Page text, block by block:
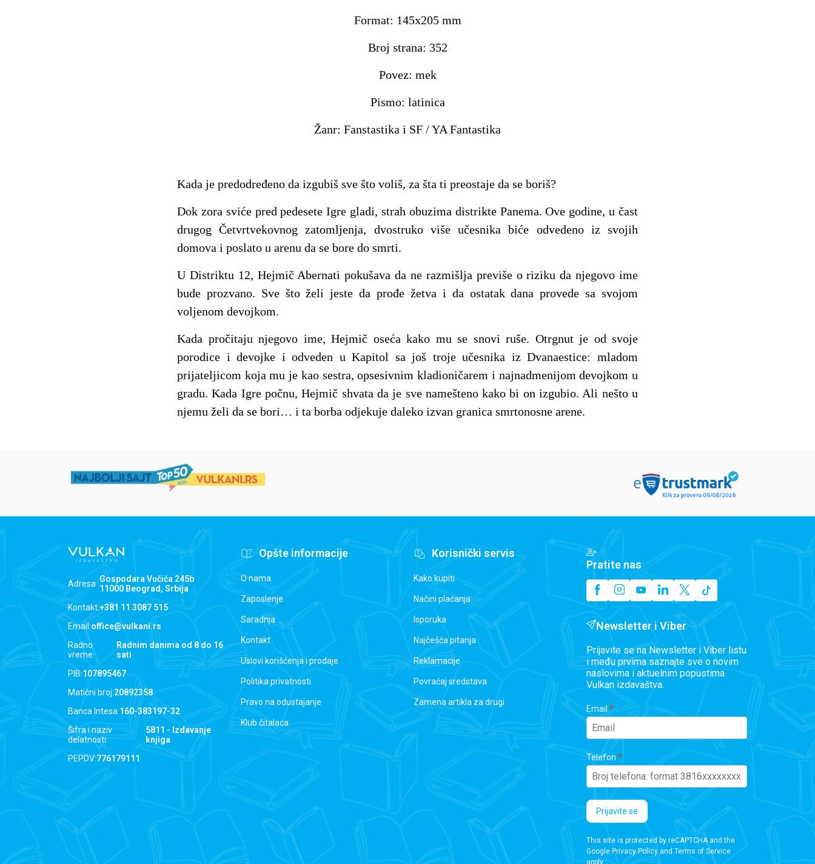
Format: 145x205 mm
Broj strana: 352
Povez: mek
Pismo: latinica
Žanr: Fanstastika i SF / YA Fantastika
Kada je predodređeno da izgubiš sve što voliš, za šta ti preostaje da se boriš?
Dok zora sviće pred pedesete Igre gladi, strah obuzima distrikte Panema. Ove godine, u čast
drugog Četvrtvekovnog zatomljenja, dvostruko više učesnika biće odvedeno iz svojih
domova i poslato u arenu da se bore do smrti.
U Distriktu 12, Hejmič Abernati pokušava da ne razmišlja previše o riziku da njegovo ime
bude prozvano. Sve što želi jeste da prođe žetva i da ostatak dana provede sa svojom
voljenom devojkom.
Kada pročitaju njegovo ime, Hejmič oseća kako mu se snovi ruše. Otrgnut je od svoje
porodice i devojke i odveden u Kapitol sa još troje učesnika iz Dvanaestice: mladom
prijateljicom koja mu je kao sestra, opsesivnim kladioničarem i najnadmenijom devojkom u
gradu. Kada Igre počnu, Hejmič shvata da je sve namešteno kako bi on izgubio. Ali nešto u
njemu želi da se bori… i ta borba odjekuje daleko izvan granica smrtonosne arene.
Adresa :Gospodara Vučića 245b
11000 Beograd, Srbija
Kontakt:+381 11 3087 515
Email:office@vulkani.rs
Radno
vreme:
Radnim danima od 8 do 16
sati
PIB:107895467
Matični broj:20892358
Banca Intesa:160-383197-32
Šifra i naziv
delatnosti:
5811 - Izdavanje
knjiga
PEPDV:776179111
Opšte informacije
O nama
Zaposlenje
Saradnja
Kontakt
Uslovi korišćenja i prodaje
Politika privatnosti
Pravo na odustajanje
Klub čitalaca
Korisnički servis
Kako kupiti
Načini plaćanja
Isporuka
Najčešća pitanja
Reklamacije
Povraćaj sredstava
Zamena artikla za drugi
Pratite nas
Newsletter i Viber
Prijavite se na Newsletter i Viber listu
i među prvima saznajte sve o novim
naslovima i aktuelnim popustima
Vulkan izdavaštva.
Email
Telefon
Prijavite se
This site is protected by reCAPTCHA and the
Google Privacy Policy and Terms of Service
apply.